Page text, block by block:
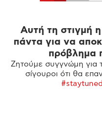
Αυτή τη στιγμή
πάντα για να
πρόβλημα
Ζητούμε συγγνώμη για
σίγουροι ότι θα